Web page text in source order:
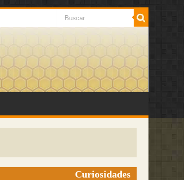
Curiosidades